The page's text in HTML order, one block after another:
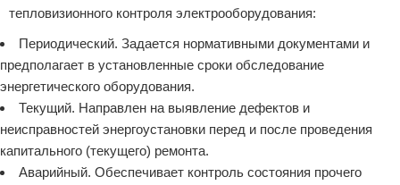
тепловизионного контроля электрооборудования:
Периодический. Задается нормативными документами и
предполагает в установленные сроки обследование
энергетического оборудования.
Текущий. Направлен на выявление дефектов и
неисправностей энергоустановки перед и после проведения
капитального (текущего) ремонта.
Аварийный. Обеспечивает контроль состояния прочего